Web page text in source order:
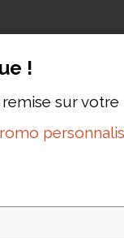
La
(sans
!
sur